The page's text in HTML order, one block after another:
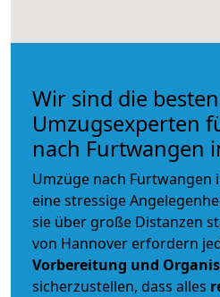
Wir sind die besten
Umzugsexperten
nach Furtwangen
Umzüge nach Furtwangen
eine stressige
sie über große Distanzen
von Hannover erfordern
Vorbereitung und
sicherzustellen, dass alles